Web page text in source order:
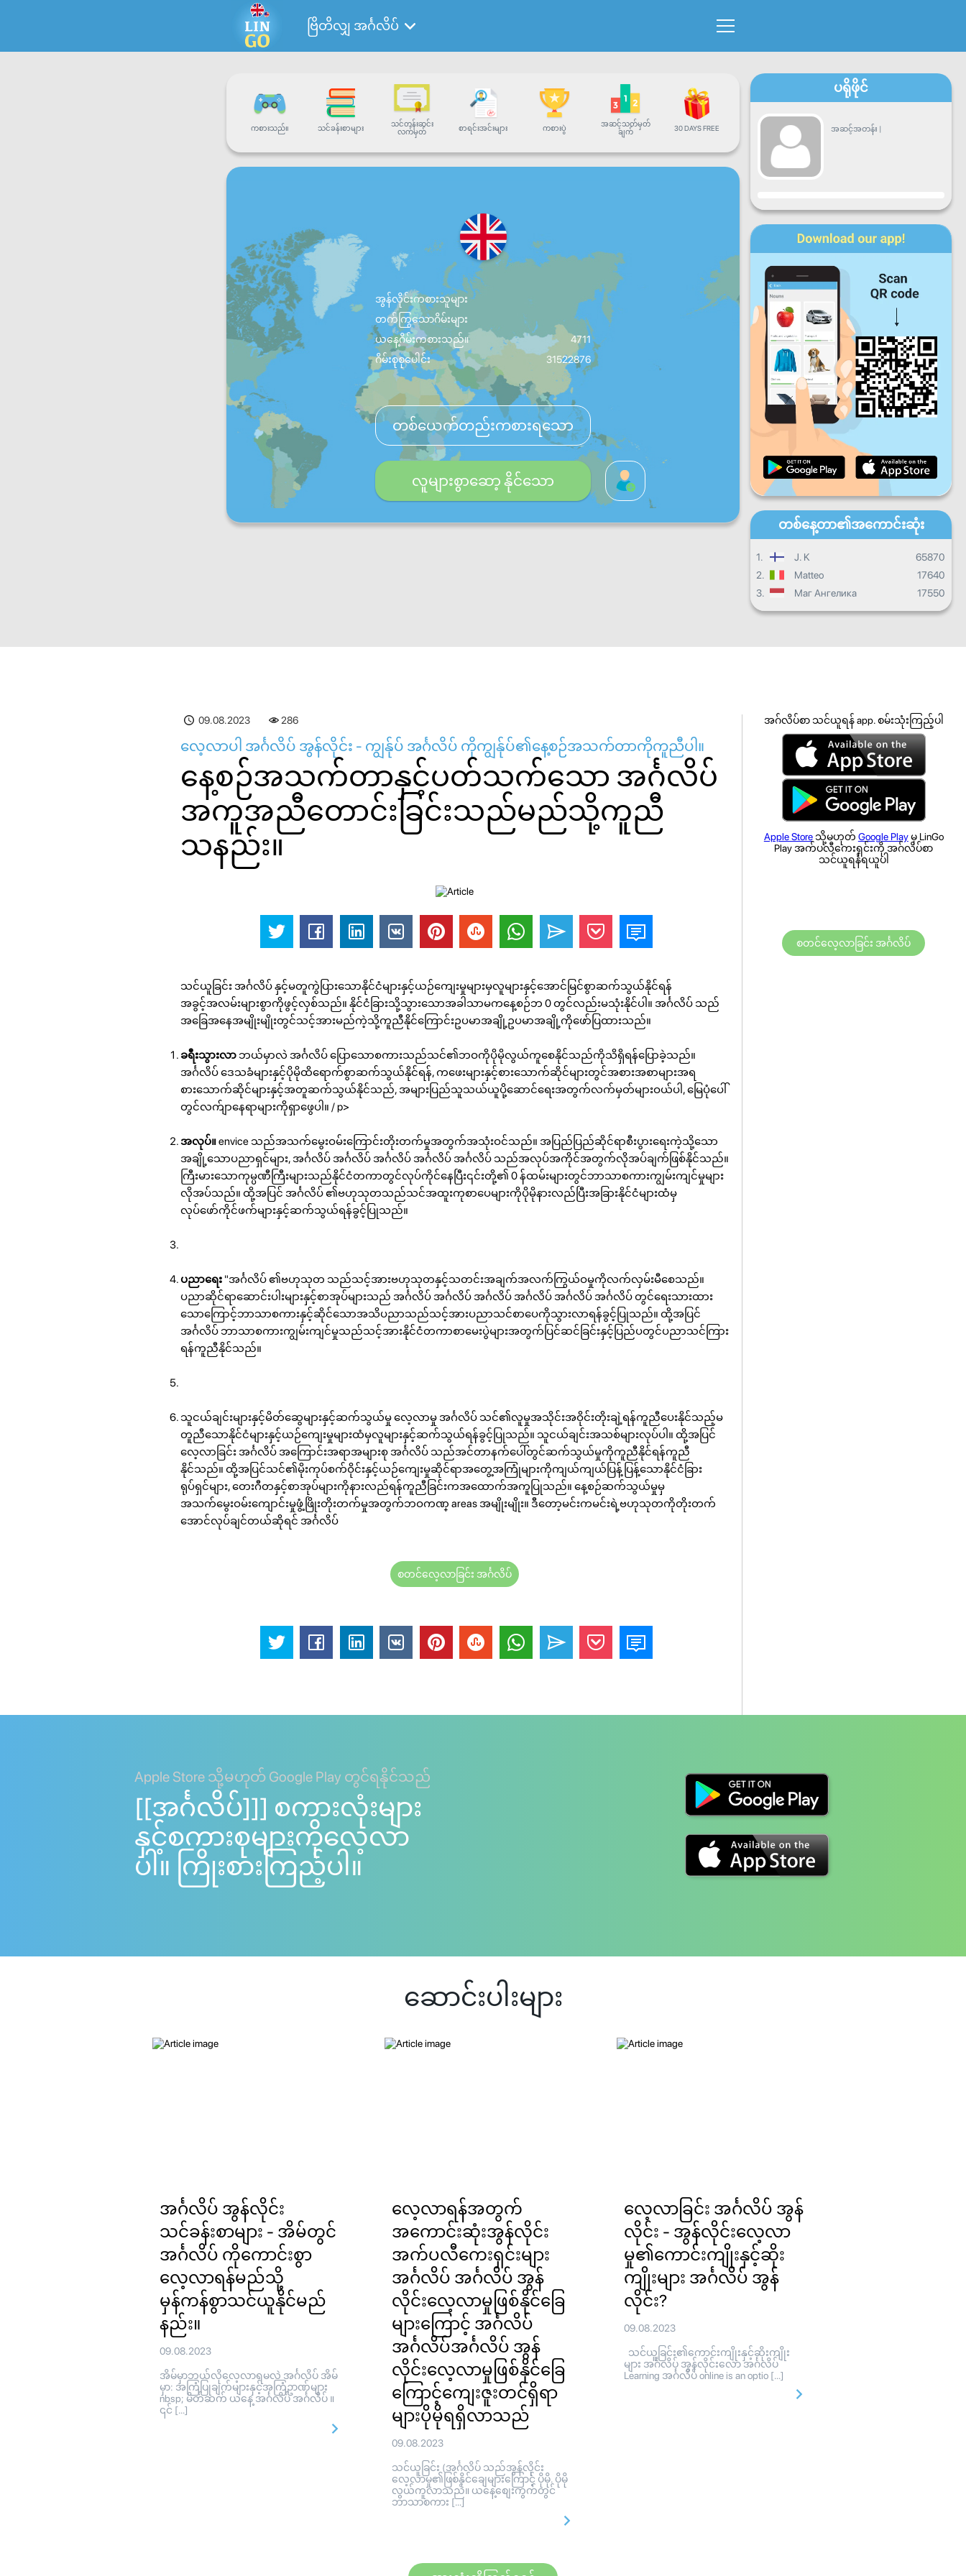
ဗြိတိလျှ အင်္ဂလိပ်
ကစားသည်။ သင်ခန်းစာများ
သင်တန်းဆင်း
လက်မှတ်
စာရင်းအင်းများ ကစားပွဲ
အဆင့်သတ်မှတ်
ချက်
30 DAYS FREE
အွန်လိုင်းကစားသူများ
တက်ကြွသောဂိမ်းများ
ယနေ့ဂိမ်းကစားသည်။
4711
ဂိမ်းစုစုပေါင်း
31522876
တစ်ယေက်တည်းကစားရသော
လူများစွာဆော့ နိုင်သော
ပရိုဖိုင်
အဆင့်အတန်း |
တိုးတက်မှု
တနင်္လာ ဗုဒ္ဓဟူး ကြာသာ
သောကြာ စနေ တနင်္ဂနွေ
နေ့စဉ်တိုးတက်မှု
လစဉ်တိုးတက်မှု
သင်တန်းဆင်းလက်မှတ်
ယေဘုယျတိုးတက်မှု
တစ်နေ့တာ၏အကောင်းဆုံး
1. J. K
65870
2.
Matteo
17640
3.
Маг Ангелика 17550
09.08.2023 286
လေ့လာပါ အင်္ဂလိပ် အွန်လိုင်း - ကျွန်ုပ် အင်္ဂလိပ် ကိုကျွန်ုပ်၏နေ့စဉ်အသက်တာကိုကူညီပါ။
နေ့စဉ်အသက်တာနှင့်ပတ်သက်သော အင်္ဂလိပ်
အကူအညီတောင်းခြင်းသည်မည်သို့ကူညီ
သနည်း။
သင်ယူခြင်း အင်္ဂလိပ် နှင့်မတူကွဲပြားသောနိုင်ငံများနှင့်ယဉ်ကျေးမှုများမှလူများနှင့်အောင်မြင်စွာဆက်သွယ်နိုင်ရန်
အခွင့်အလမ်းများစွာကိုဖွင့်လှစ်သည်။ နိုင်ငံခြားသို့သွားသောအခါသာမကနေ့စဉ်ဘ 0 တွင်လည်းမသုံးနိုင်ပါ။ အင်္ဂလိပ် သည်
အခြေအနေအမျိုးမျိုးတွင်သင့်အားမည်ကဲ့သို့ကူညီနိုင်ကြောင်းဥပမာအချို့ဥပမာအချို့ကိုဖော်ပြထားသည်။
ခရီးသွားလာ ဘယ်မှာလဲ အင်္ဂလိပ် ပြောသောစကားသည်သင်၏ဘဝကိုပိုမိုလွယ်ကူစေနိုင်သည်ကိုသိရှိရန်ပြောခဲ့သည်။
အင်္ဂလိပ် ဒေသခံများနှင့်ပိုမိုထိရောက်စွာဆက်သွယ်နိုင်ရန်, ကဖေးများနှင့်စားသောက်ဆိုင်များတွင်အစားအစာများအရ
စားသောက်ဆိုင်များနှင့်အတူဆက်သွယ်နိုင်သည်, အများပြည်သူသယ်ယူပို့ဆောင်ရေးအတွက်လက်မှတ်များဝယ်ပါ, မြေပုံပေါ်
တွင်လက်ျာနေရာများကိုရှာဖွေပါ။ / p>
အလုပ်။envice သည်အသက်မွေးဝမ်းကြောင်းတိုးတက်မှုအတွက်အသုံးဝင်သည်။ အပြည်ပြည်ဆိုင်ရာစီးပွားရေးကဲ့သို့သော
အချို့သောပညာရှင်များ, အင်္ဂလိပ် အင်္ဂလိပ် အင်္ဂလိပ် အင်္ဂလိပ် အင်္ဂလိပ် သည်အလုပ်အကိုင်အတွက်လိုအပ်ချက်ဖြစ်နိုင်သည်။
ကြီးမားသောကုမ္ပဏီကြီးများသည်နိုင်ငံတကာတွင်လုပ်ကိုင်နေပြီး၎င်းတို့၏ 0 န်ထမ်းများတွင်ဘာသာစကားကျွမ်းကျင်မှုများ
လိုအပ်သည်။ ထို့အပြင် အင်္ဂလိပ် ၏ဗဟုသုတသည်သင်အထူးကုစာပေများကိုပိုမိုနားလည်ပြီးအခြားနိုင်ငံများထံမှ
လုပ်ဖော်ကိုင်ဖက်များနှင့်ဆက်သွယ်ရန်ခွင့်ပြုသည်။
ပညာရေး "အင်္ဂလိပ် ၏ဗဟုသုတ သည်သင့်အားဗဟုသုတနှင့်သတင်းအချက်အလက်ကြွယ်ဝမှုကိုလက်လှမ်းမီစေသည်။
ပညာဆိုင်ရာဆောင်းပါးများနှင့်စာအုပ်များသည် အင်္ဂလိပ် အင်္ဂလိပ် အင်္ဂလိပ် အင်္ဂလိပ် အင်္ဂလိပ် အင်္ဂလိပ် တွင်ရေးသားထား
သောကြောင့်ဘာသာစကားနှင့်ဆိုင်သောအသိပညာသည်သင့်အားပညာသင်စာပေကိုသွားလာရန်ခွင့်ပြုသည်။ ထို့အပြင်
အင်္ဂလိပ် ဘာသာစကားကျွမ်းကျင်မှုသည်သင့်အားနိုင်ငံတကာစာမေးပွဲများအတွက်ပြင်ဆင်ခြင်းနှင့်ပြည်ပတွင်ပညာသင်ကြား
ရန်ကူညီနိုင်သည်။
သူငယ်ချင်းများနှင့်မိတ်ဆွေများနှင့်ဆက်သွယ်မှု လေ့လာမှု အင်္ဂလိပ် သင်၏လူမှုအသိုင်းအဝိုင်းတိုးချဲ့ရန်ကူညီပေးနိုင်သည့်မ
တူညီသောနိုင်ငံများနှင့်ယဉ်ကျေးမှုများထံမှလူများနှင့်ဆက်သွယ်ရန်ခွင့်ပြုသည်။ သူငယ်ချင်းအသစ်များလုပ်ပါ။ ထို့အပြင်
လေ့လာခြင်း အင်္ဂလိပ် အကြောင်းအရာအများစု အင်္ဂလိပ် သည်အင်တာနက်ပေါ်တွင်ဆက်သွယ်မှုကိုကူညီနိုင်ရန်ကူညီ
နိုင်သည်။ ထို့အပြင်သင်၏မိုးကုပ်စက်ဝိုင်းနှင့်ယဉ်ကျေးမှုဆိုင်ရာအတွေ့အကြုံများကိုကျယ်ကျယ်ပြန့်ပြန့်သောနိုင်ငံခြား
ရုပ်ရှင်များ, တေးဂီတနှင့်စာအုပ်များကိုနားလည်ရန်ကူညီခြင်းကအထောက်အကူပြုသည်။ နေ့စဉ်ဆက်သွယ်မှုမှ
အသက်မွေးဝမ်းကျောင်းမှုဖွံ့ဖြိုးတိုးတက်မှုအတွက်ဘဝကဏ္ areas အမျိုးမျိုး။ ဒီတော့မင်းကမင်းရဲ့ဗဟုသုတကိုတိုးတက်
အောင်လုပ်ချင်တယ်ဆိုရင် အင်္ဂလိပ်
စတင်လေ့လာခြင်း အင်္ဂလိပ်
အဂ်လိပ်စာ သင်ယူရန် app. စမ်းသုံးကြည့်ပါ
Apple Storeသို့မဟုတ် Google Playမှ LinGo
Play အက်ပလီကေးရှင်းကို အဂ်လိပ်စာ
သင်ယူရန်ရယူပါ
စတင်လေ့လာခြင်း အင်္ဂလိပ်
Apple Store သို့မဟုတ် Google Play တွင်ရနိုင်သည်
[[အင်္ဂလိပ်]]] စကားလုံးများ
နှင့်စကားစုများကိုလေ့လာ
ပါ။ ကြိုးစားကြည့်ပါ။
ဆောင်းပါးများ
အင်္ဂလိပ် အွန်လိုင်း
သင်ခန်းစာများ - အိမ်တွင်
အင်္ဂလိပ် ကိုကောင်းစွာ
လေ့လာရန်မည်သို့
မှန်ကန်စွာသင်ယူနိုင်မည်
နည်း။
09.08.2023
အိမ်မှာဘယ်လိုလေ့လာရမလဲ အင်္ဂလိပ် အိမ်
မှာ: အကြံပြုချက်များနှင့်အကြံဥာဏ်များ
nbsp; မိတ်ဆက် ယနေ့ အင်္ဂလိပ် အင်္ဂလိပ် ။
၎င် […]
လေ့လာရန်အတွက်
အကောင်းဆုံးအွန်လိုင်း
အက်ပလီကေးရှင်းများ
အင်္ဂလိပ် အင်္ဂလိပ် အွန်
လိုင်းလေ့လာမှုဖြစ်နိုင်ခြေ
များကြောင့် အင်္ဂလိပ်
အင်္ဂလိပ်အင်္ဂလိပ် အွန်
လိုင်းလေ့လာမှုဖြစ်နိုင်ခြေ
ကြောင့်ကျေးဇူးတင်ရှိရာ
များပိုမိုရရှိလာသည်
09.08.2023
သင်ယူခြင်း (အင်္ဂလိပ် သည်အွန်လိုင်း
လေ့လာမှု၏ဖြစ်နိုင်ချေများကြောင့် ပိုမို. ပိုမို
လွယ်ကူလာသည်။ ယနေ့စျေးကွက်တွင်
ဘာသာစကား […]
လေ့လာခြင်း အင်္ဂလိပ် အွန်
လိုင်း - အွန်လိုင်းလေ့လာ
မှု၏ကောင်းကျိုးနှင့်ဆိုး
ကျိုးများ အင်္ဂလိပ် အွန်
လိုင်း?
09.08.2023
သင်ယူခြင်း၏ကောင်းကျိုးနှင့်ဆိုးကျိုး
များ အင်္ဂလိပ် အွန်လိုင်းလော အင်္ဂလိပ်
Learning အင်္ဂလိပ် online is an optio […]